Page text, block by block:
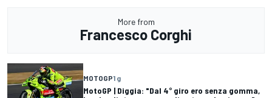
More from
Francesco Corghi
MOTOGP1 g
MotoGP | Diggia: "Dal 4° giro ero senza gomma,